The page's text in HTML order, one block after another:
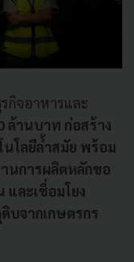
กิจอาหารและ
ล้านบาท ก่อสร้าง
นโลยีล้ำสมัย พร้อม
นการผลิตหลักขอ
ละเชื่อมโยง
บจากเกษตรกร